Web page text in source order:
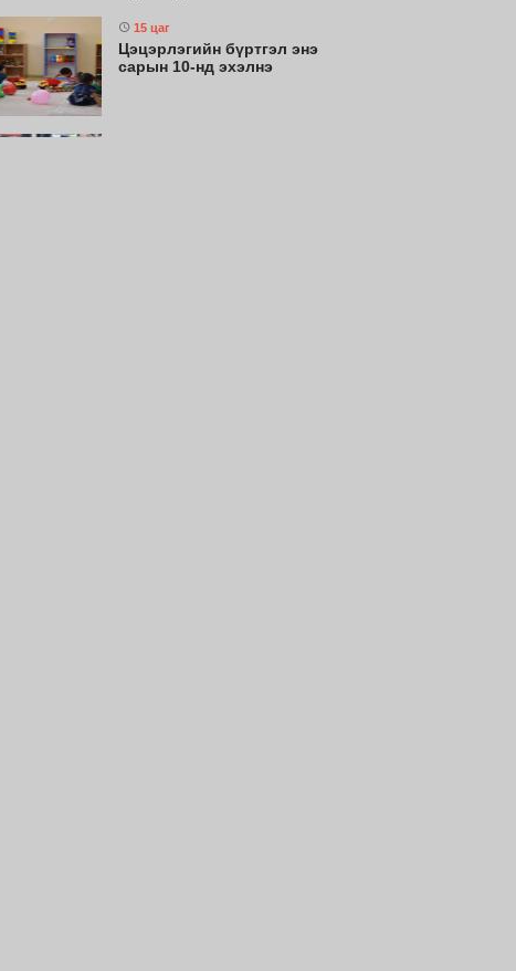
15 цаг
Цэцэрлэгийн бүртгэл энэ
сарын 10-нд эхэлнэ